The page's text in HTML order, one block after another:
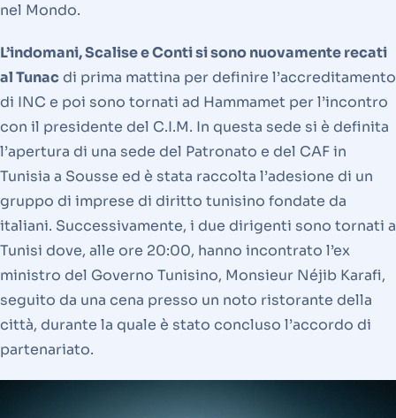
nel Mondo.
L’indomani, Scalise e Conti si sono nuovamente recati
al Tunacdi prima mattina per definire l’accreditamento
di INC e poi sono tornati ad Hammamet per l’incontro
con il presidente del C.I.M. In questa sede si è definita
l’apertura di una sede del Patronato e del CAF in
Tunisia a Sousse ed è stata raccolta l’adesione di un
gruppo di imprese di diritto tunisino fondate da
italiani. Successivamente, i due dirigenti sono tornati a
Tunisi dove, alle ore 20:00, hanno incontrato l’ex
ministro del Governo Tunisino, Monsieur Néjib Karafi,
seguito da una cena presso un noto ristorante della
città, durante la quale è stato concluso l’accordo di
partenariato.